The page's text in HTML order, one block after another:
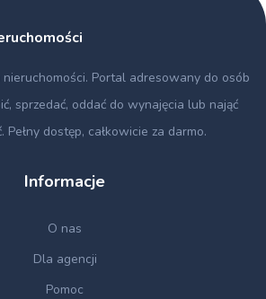
. Portal adresowany do osób
sprzedać, oddać do wynajęcia lub nająć
Pełny dostęp, całkowicie za darmo.
Informacje
O nas
Dla agencji
Pomoc